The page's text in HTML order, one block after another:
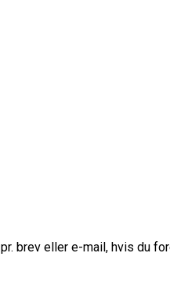
brev eller e-mail, hvis du